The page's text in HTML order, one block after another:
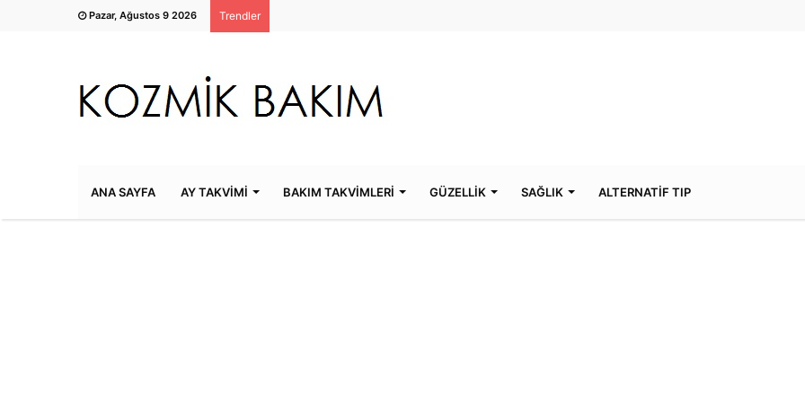
Pazar, Ağustos 9 2026 Trendler
ANA SAYFA AY TAKVİMİ BAKIM TAKVİMLERİ GÜZELLİK SAĞLIK ALTERNATİF TIP